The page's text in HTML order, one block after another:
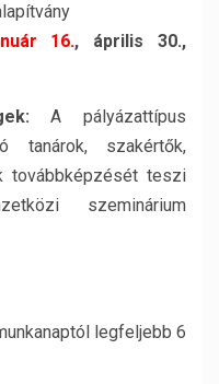
16., április 30.,
A pályázattípus
tanárok, szakértők,
továbbképzését teszi
szeminárium
legfeljebb 6